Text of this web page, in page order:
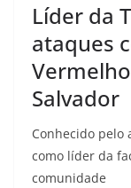
Líder da
ataques
Salvador
Conhecido pelo
como líder da
comunidade